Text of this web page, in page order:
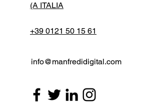
(A ITALIA
+39 0121 50 15 61
info@manfredidigital.com